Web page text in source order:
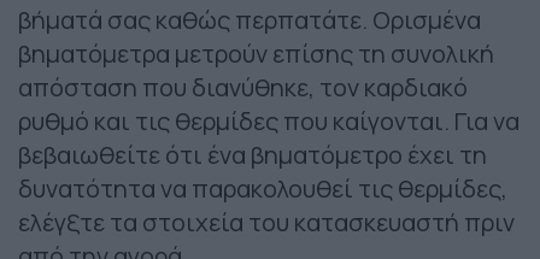
βήματά σας καθώς περπατάτε. Ορισμένα
βηματόμετρα μετρούν επίσης τη συνολική
απόσταση που διανύθηκε, τον καρδιακό
ρυθμό και τις θερμίδες που καίγονται. Για να
βεβαιωθείτε ότι ένα βηματόμετρο έχει τη
δυνατότητα να παρακολουθεί τις θερμίδες,
ελέγξτε τα στοιχεία του κατασκευαστή πριν